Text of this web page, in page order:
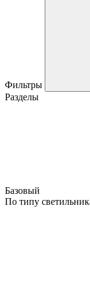
Фильтры
Разделы
Базовый
По типу